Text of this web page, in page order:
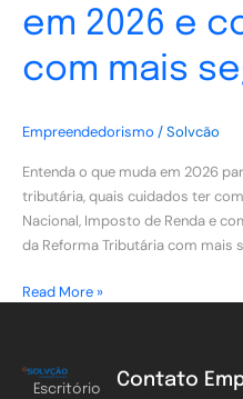
em 2026 e
com mais
Empreendedorismo /Solvcão
Entenda o que muda em 2026
tributária, quais cuidados ter
Nacional, Imposto de Renda e
da Reforma Tributária com mais
Read More »
Escritório
Contato